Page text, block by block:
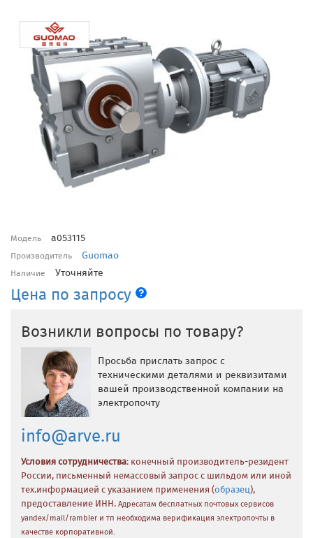
Модель a053115
Производитель Guomao
Наличие Уточняйте
Цена по запросу
Возникли вопросы по товару?
Просьба прислать запрос с
техническими деталями и реквизитами
вашей производственной компании на
электропочту
info@arve.ru
Условия сотрудничества: конечный производитель-резидент
России, письменный немассовый запрос с шильдом или иной
тех.информацией с указанием применения (образец),
предоставление ИНН. Адресатам бесплатных почтовых сервисов
yandex/mail/rambler и тп необходима верификация электропочты в
качестве корпоративной.